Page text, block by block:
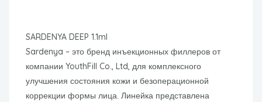
SARDENYA DEEP 1.1ml
Sardenya – это бренд инъекционных филлеров от
компании YouthFill Co., Ltd, для комплексного
улучшения состояния кожи и безоперационной
коррекции формы лица. Линейка представлена